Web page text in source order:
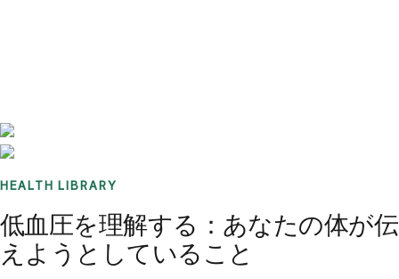
HEALTH LIBRARY
低血圧を理解する：あなたの体が伝
えようとしていること